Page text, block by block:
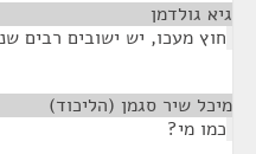
גיא גולדמן
חוץ מעכו, יש ישובים רבים
מיכל שיר סגמן (הליכוד)
כמו מי?